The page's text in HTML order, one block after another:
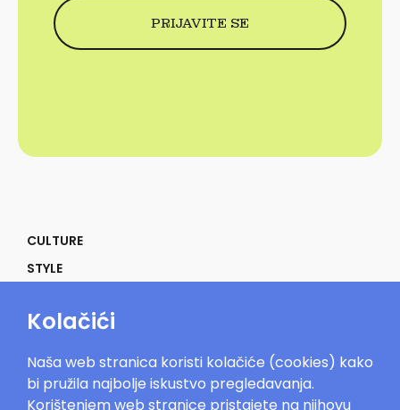
CULTURE
STYLE
POWER
IN THE MOOD
Kolačići
Naša web stranica koristi kolačiće (cookies) kako
bi pružila najbolje iskustvo pregledavanja.
Korištenjem web stranice pristajete na njihovu